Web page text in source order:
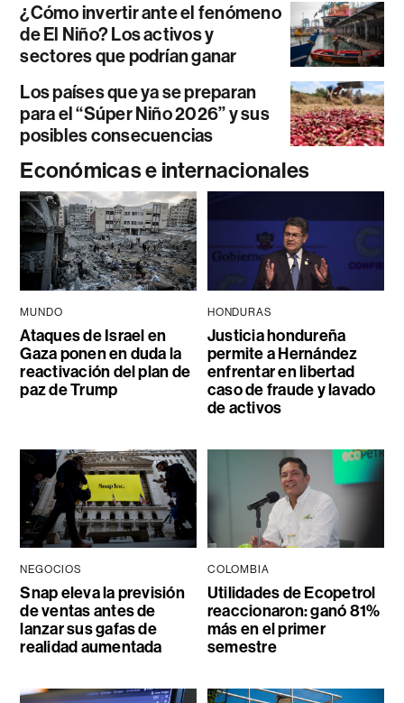
¿Cómo invertir ante el fenómeno
de El Niño? Los activos y
sectores que podrían ganar
Los países que ya se preparan
para el “Súper Niño 2026” y sus
posibles consecuencias
Económicas e internacionales
MUNDO
Ataques de Israel en
Gaza ponen en duda la
reactivación del plan de
paz de Trump
HONDURAS
Justicia hondureña
permite a Hernández
enfrentar en libertad
caso de fraude y lavado
de activos
NEGOCIOS
Snap eleva la previsión
de ventas antes de
lanzar sus gafas de
realidad aumentada
COLOMBIA
Utilidades de Ecopetrol
reaccionaron: ganó 81%
más en el primer
semestre